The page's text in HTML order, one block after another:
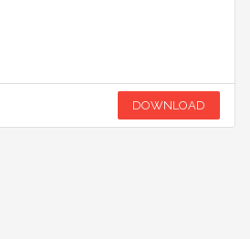
DOWNLOAD